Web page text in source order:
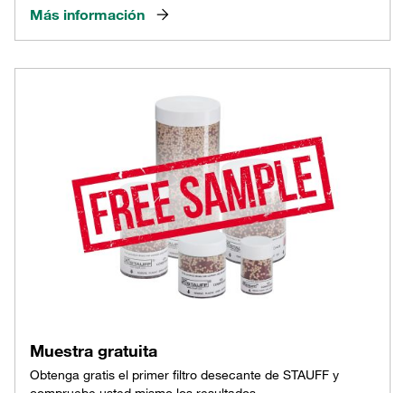
Más información
Muestra gratuita
Obtenga gratis el primer filtro desecante de STAUFF y